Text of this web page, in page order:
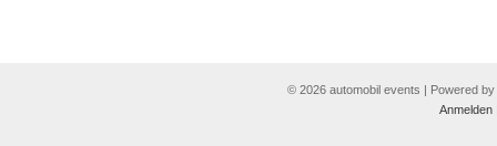
© 2026 automobil events | Powered by
Anmelden|